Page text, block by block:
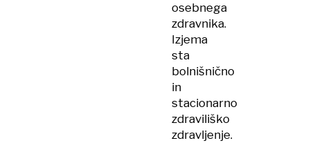
osebnega
zdravnika.
Izjema
sta
bolnišnično
in
stacionarno
zdraviliško
zdravljenje.